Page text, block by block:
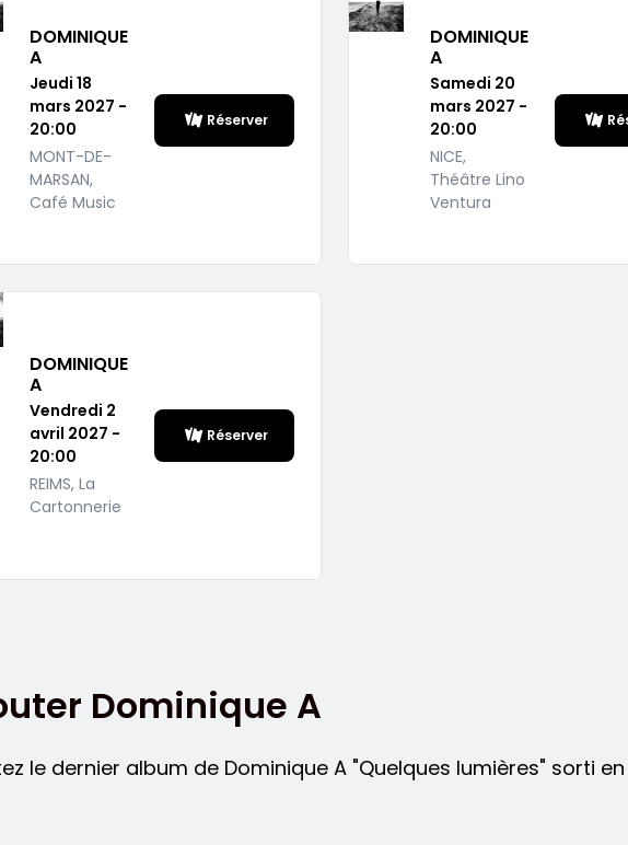
DOMINIQUE
A
Jeudi 18
mars 2027 -
20:00
MONT-DE-
MARSAN,
Café Music
Réserver
DOMINIQUE
A
Samedi 20
mars 2027 -
20:00
NICE,
Théâtre Lino
Ventura
DOMINIQUE
A
Vendredi 2
avril 2027 -
20:00
REIMS, La
Cartonnerie
Réserver
Dominique A
le dernier album de Dominique A "Quelques lumières" sorti